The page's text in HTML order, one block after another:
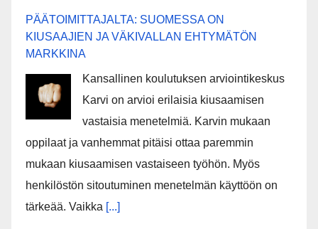
PÄÄTOIMITTAJALTA: SUOMESSA ON
KIUSAAJIEN JA VÄKIVALLAN EHTYMÄTÖN
MARKKINA
Kansallinen koulutuksen arviointikeskus
Karvi on arvioi erilaisia kiusaamisen
vastaisia menetelmiä. Karvin mukaan
oppilaat ja vanhemmat pitäisi ottaa paremmin
mukaan kiusaamisen vastaiseen työhön. Myös
henkilöstön sitoutuminen menetelmän käyttöön on
tärkeää. Vaikka [...]